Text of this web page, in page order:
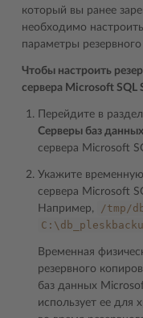
который вы ранее
необходимо
параметры
Чтобы настроить
сервера Microsoft SQL
Перейдите в раздел
Серверы баз данных
сервера Microsoft
Укажите
сервера Microsoft
Например,
/tmp/
Временная
резервного
баз данных
использует ее для